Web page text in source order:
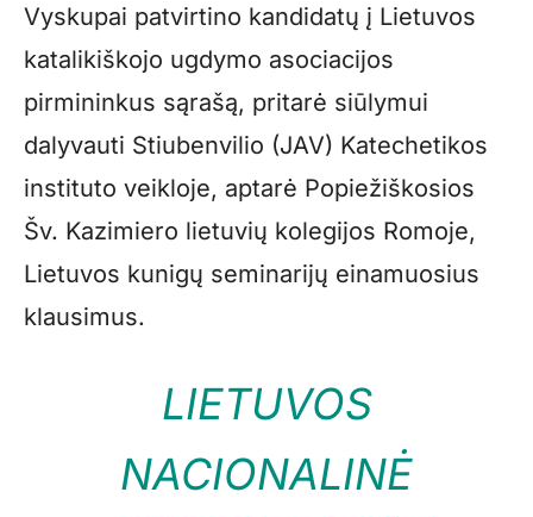
Vyskupai patvirtino kandidatų į Lietuvos
katalikiškojo ugdymo asociacijos
pirmininkus sąrašą, pritarė siūlymui
dalyvauti Stiubenvilio (JAV) Katechetikos
instituto veikloje, aptarė Popiežiškosios
Šv. Kazimiero lietuvių kolegijos Romoje,
Lietuvos kunigų seminarijų einamuosius
klausimus.
LIETUVOS
NACIONALINĖ